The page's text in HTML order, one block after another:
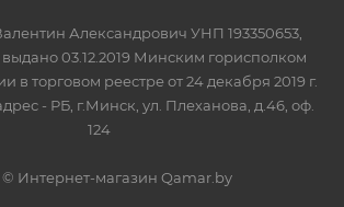
Александрович УНП 193350653,
выдано 03.12.2019 Минским горисполком
в торговом реестре от 24 декабря 2019 г.
- РБ, г.Минск, ул. Плеханова, д.46, оф.
124
© Интернет-магазин Qamar.by